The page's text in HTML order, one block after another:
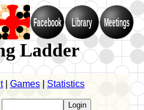
Facebook Library Meetings
Ladder
| Games Statistics